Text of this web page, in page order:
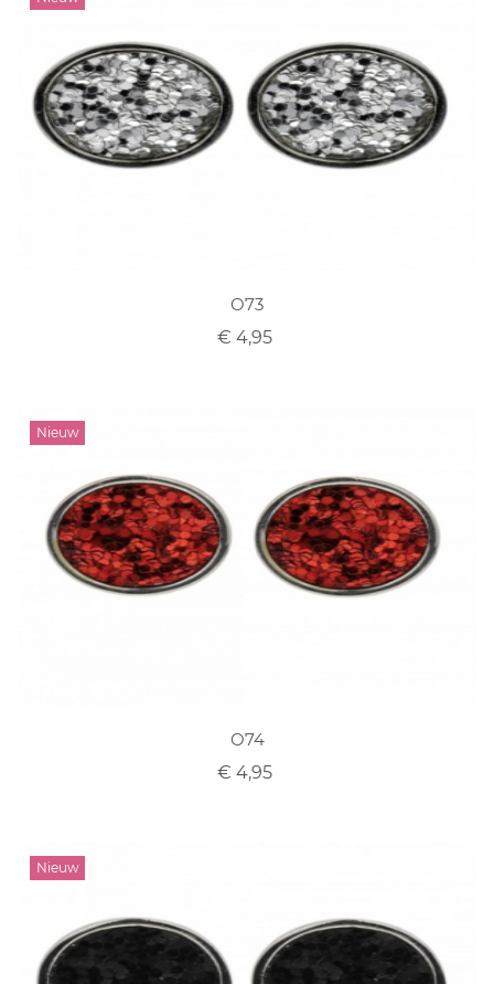
O73
€ 4,95
O74
€ 4,95